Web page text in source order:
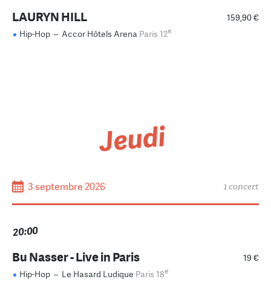
159,90 €
LAURYN HILL
Hip-Hop – Accor Hôtels Arena Paris 12e
Jeudi
3 septembre 2026 1 concert
20:00
19 €
Bu Nasser - Live in Paris
Hip-Hop – Le Hasard Ludique Paris 18e